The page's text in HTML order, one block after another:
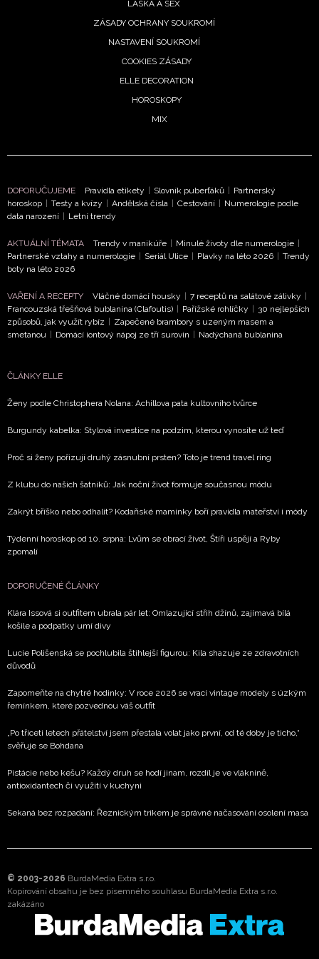
soukromí BurdaMedia Extra s.r.o.
, zaškrtněte toto pole.
LÁSKA A SEX
ZÁSADY OCHRANY SOUKROMÍ
NASTAVENÍ SOUKROMÍ
COOKIES ZÁSADY
ELLE DECORATION
HOROSKOPY
MIX
DOPORUČUJEME Pravidla etikety | Slovník puberťáků | Partnerský
horoskop | Testy a kvízy | Andělská čísla | Cestování | Numerologie podle
data narození | Letní trendy
AKTUÁLNÍ TÉMATA Trendy v manikúře | Minulé životy dle numerologie |
Partnerské vztahy a numerologie | Seriál Ulice | Plavky na léto 2026 | Trendy
boty na léto 2026
VAŘENÍ A RECEPTY Vláčné domácí housky | 7 receptů na salátové zálivky |
Francouzská třešňová bublanina (Clafoutis) | Pařížské rohlíčky | 30 nejlepších
způsobů, jak využít rybíz | Zapečené brambory s uzeným masem a
smetanou | Domácí iontový nápoj ze tří surovin | Nadýchaná bublanina
ČLÁNKY ELLE
Ženy podle Christophera Nolana: Achillova pata kultovního tvůrce
Burgundy kabelka: Stylová investice na podzim, kterou vynosíte už teď
Proč si ženy pořizují druhý zásnubní prsten? Toto je trend travel ring
Z klubu do našich šatníků: Jak noční život formuje současnou módu
Zakrýt bříško nebo odhalit? Kodaňské maminky boří pravidla mateřství i módy
Týdenní horoskop od 10. srpna: Lvům se obrací život, Štíři uspějí a Ryby
zpomalí
DOPORUČENÉ ČLÁNKY
Klára Issová si outfitem ubrala pár let: Omlazující střih džínů, zajímavá bílá
košile a podpatky umí divy
Lucie Polišenská se pochlubila štíhlejší figurou: Kila shazuje ze zdravotních
důvodů
Zapomeňte na chytré hodinky: V roce 2026 se vrací vintage modely s úzkým
řemínkem, které pozvednou váš outfit
„Po třiceti letech přátelství jsem přestala volat jako první, od té doby je ticho,“
svěřuje se Bohdana
Pistácie nebo kešu? Každý druh se hodí jinam, rozdíl je ve vláknině,
antioxidantech či využití v kuchyni
Sekaná bez rozpadání: Řeznickým trikem je správné načasování osolení masa
© 2003-2026 BurdaMedia Extra s.r.o.
Kopírování obsahu je bez písemného souhlasu BurdaMedia Extra s.r.o.
zakázáno